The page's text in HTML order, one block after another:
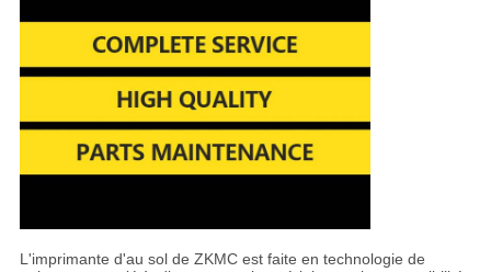
L'imprimante d'au sol de ZKMC est faite en technologie de